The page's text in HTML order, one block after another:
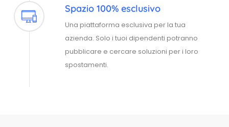
Spazio 100% esclusivo
Una piattaforma esclusiva per la tua
azienda. Solo i tuoi dipendenti potranno
pubblicare e cercare soluzioni per i loro
spostamenti.